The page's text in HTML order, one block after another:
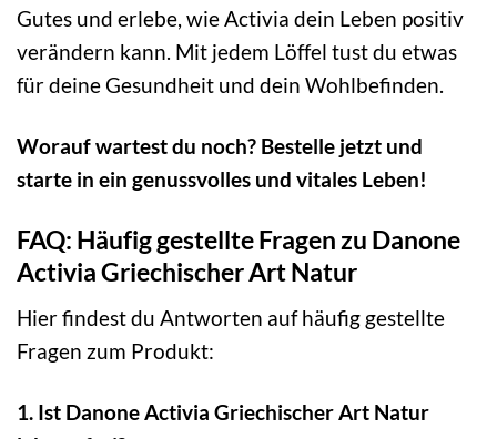
Gutes und erlebe, wie Activia dein Leben positiv
verändern kann. Mit jedem Löffel tust du etwas
für deine Gesundheit und dein Wohlbefinden.
Worauf wartest du noch? Bestelle jetzt und
starte in ein genussvolles und vitales Leben!
FAQ: Häufig gestellte Fragen zu Danone
Activia Griechischer Art Natur
Hier findest du Antworten auf häufig gestellte
Fragen zum Produkt:
1. Ist Danone Activia Griechischer Art Natur